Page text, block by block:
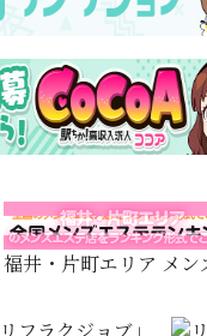
福井・片町エリア メ